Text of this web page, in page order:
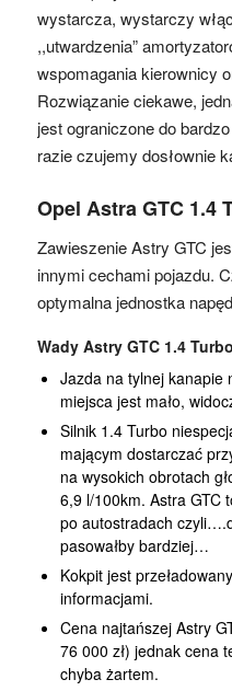
wystarcza, wystarczy
,,utwardzenia”
wspomagania kierownicy
Rozwiązanie ciekawe,
jest ograniczone do
razie czujemy dosłownie
Opel Astra GTC 1.4
Zawieszenie Astry GTC
innymi cechami pojazdu.
optymalna jednostka
Wady Astry GTC 1.4
Jazda na tylnej kanapie
miejsca jest mało,
Silnik 1.4 Turbo
mającym dostarczać
na wysokich obrotach
6,9 l/100km. Astra GTC
po autostradach
pasowałby bardziej…
Kokpit jest
informacjami.
Cena najtańszej Astry
76 000 zł) jednak cena
chyba żartem.